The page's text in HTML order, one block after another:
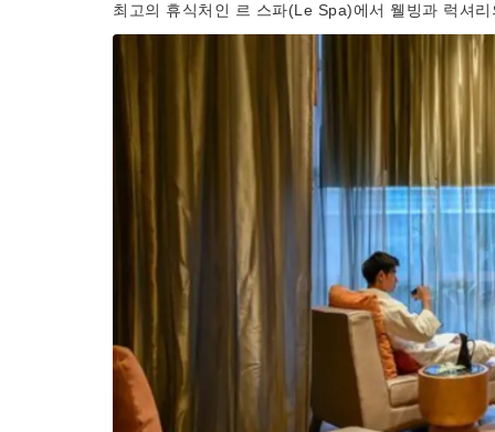
최고의 휴식처인 르 스파(Le Spa)에서 웰빙과 럭셔리